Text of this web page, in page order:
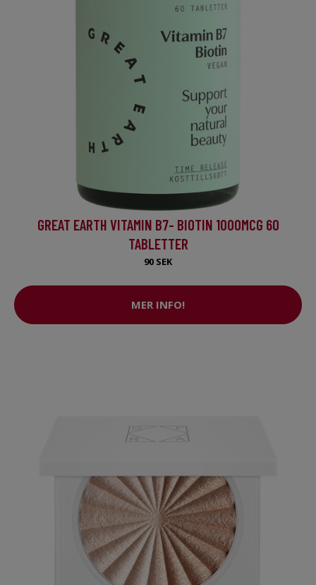
GREAT EARTH VITAMIN B7- BIOTIN 1000MCG 60
TABLETTER
90 SEK
MER INFO!